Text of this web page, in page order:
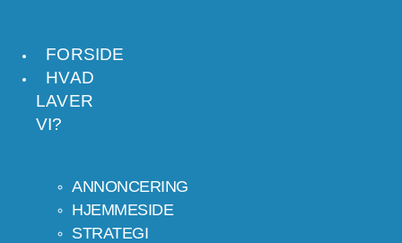
TIL
INDHOLD
FORSIDE
HVAD
LAVER
VI?
ANNONCERING
HJEMMESIDE
STRATEGI